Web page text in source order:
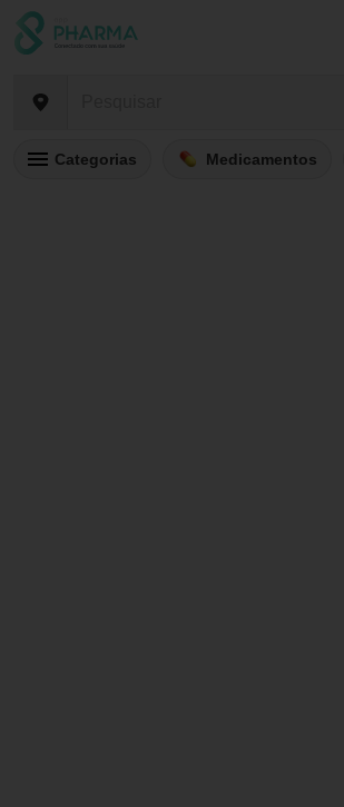
Categorias Medicamentos